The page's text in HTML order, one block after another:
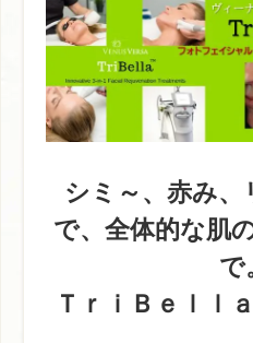
シミ～、赤み、
で、全体的な肌
で
ＴｒｉＢｅｌｌ